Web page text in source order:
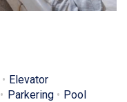
Elevator
Parkering
Pool